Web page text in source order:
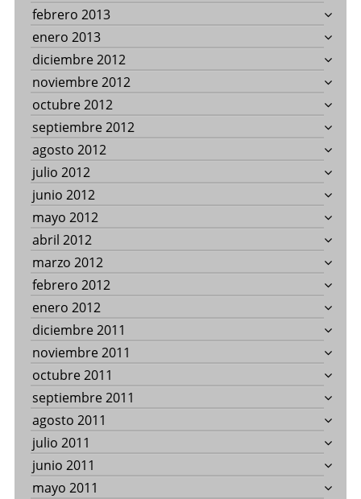
febrero 2013
enero 2013
diciembre 2012
noviembre 2012
octubre 2012
septiembre 2012
agosto 2012
julio 2012
junio 2012
mayo 2012
abril 2012
marzo 2012
febrero 2012
enero 2012
diciembre 2011
noviembre 2011
octubre 2011
septiembre 2011
agosto 2011
julio 2011
junio 2011
mayo 2011